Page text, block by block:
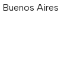
Aires